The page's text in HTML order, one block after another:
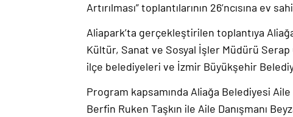
Artırılması” toplantılarının 26’ncısına ev
Aliapark’ta gerçekleştirilen toplantıya
Kültür, Sanat ve Sosyal İşler Müdürü
ilçe belediyeleri ve İzmir Büyükşehir
Program kapsamında Aliağa Belediyesi
Berfin Ruken Taşkın ile Aile Danışmanı